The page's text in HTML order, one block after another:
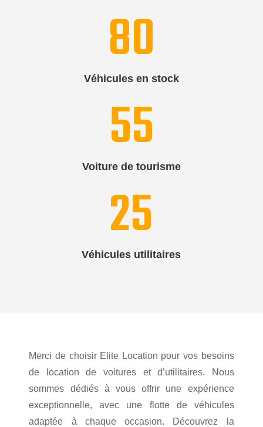
80
Véhicules en stock
55
Voiture de tourisme
25
Véhicules utilitaires
Merci de choisir Elite Location pour vos besoins
de location de voitures et d’utilitaires. Nous
sommes dédiés à vous offrir une expérience
exceptionnelle, avec une flotte de véhicules
adaptée à chaque occasion. Découvrez la